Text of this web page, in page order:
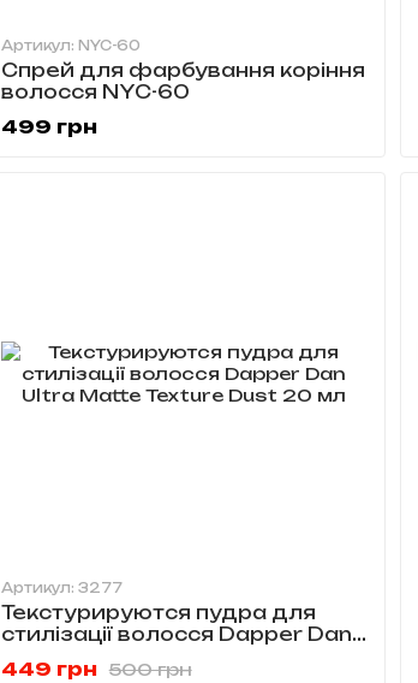
Артикул: NYC-60
Спрей для фарбування коріння
волосся NYC-60
499 грн
Артикул: 3277
Текстурируются пудра для
стилізації волосся Dapper Dan
500 грн
449 грн